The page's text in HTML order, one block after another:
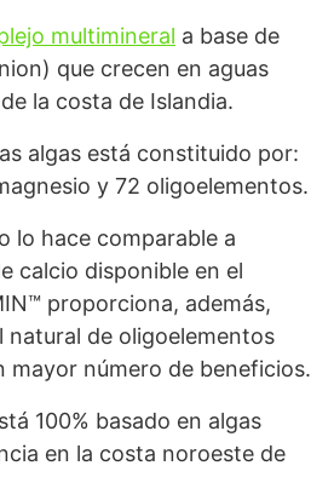
multimineral a base de
que crecen en aguas
la costa de Islandia.
algas está constituido por:
y 72 oligoelementos.
lo hace comparable a
calcio disponible en el
proporciona, además,
natural de oligoelementos
mayor número de beneficios.
100% basado en algas
en la costa noroeste de